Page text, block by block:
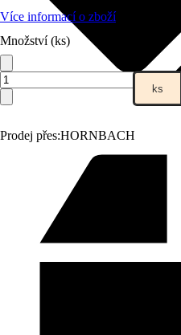
Prodej přes:HORNBACH
Více informací o zboží
Množství (ks)
ks